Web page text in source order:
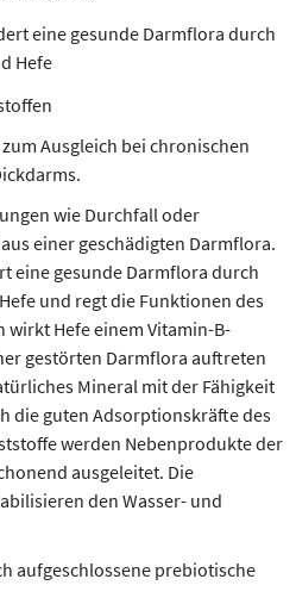
eine gesunde Darmflora durch
Hefe
Ausgleich bei chronischen
wie Durchfall oder
einer geschädigten Darmflora.
eine gesunde Darmflora durch
und regt die Funktionen des
wirkt Hefe einem Vitamin-B-
gestörten Darmflora auftreten
Mineral mit der Fähigkeit
die guten Adsorptionskräfte des
werden Nebenprodukte der
ausgeleitet. Die
den Wasser- und
aufgeschlossene prebiotische